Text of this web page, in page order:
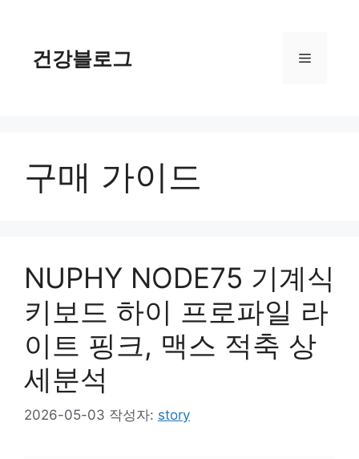
건강블로그 메
구매 가이드
NUPHY NODE75 기계식
키보드 하이 프로파일 라
이트 핑크, 맥스 적축 상
세분석
2026-05-03 작성자: story